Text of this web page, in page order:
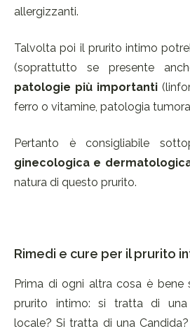
allergizzanti.
Talvolta poi il prurito intimo
(soprattutto se presente
patologie più importanti
ferro o vitamine, patologia
Pertanto è consigliabile
ginecologica e
natura di questo prurito.
Rimedi e cure per il prurito
Prima di ogni altra cosa è bene
prurito intimo: si tratta di una
locale? Si tratta di una